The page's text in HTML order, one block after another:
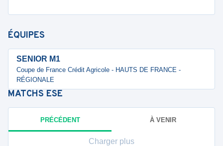
ÉQUIPES
SENIOR M1
Coupe de France Crédit Agricole - HAUTS DE FRANCE -
RÉGIONALE
MATCHS ESE
PRÉCÉDENT À VENIR
Charger plus